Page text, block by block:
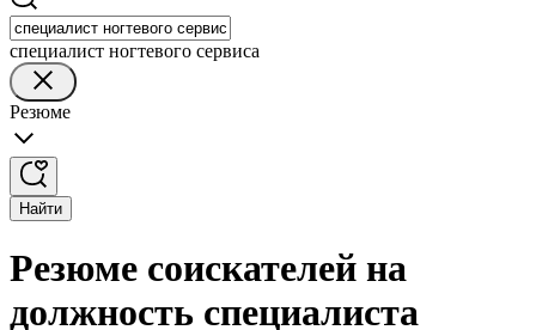
специалист ногтевого сервиса
Резюме
Найти
Резюме соискателей на
должность специалиста